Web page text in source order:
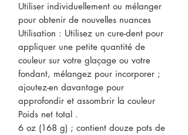
Utiliser individuellement ou mélanger
pour obtenir de nouvelles nuances
Utilisation : Utilisez un cure-dent pour
appliquer une petite quantité de
couleur sur votre glaçage ou votre
fondant, mélangez pour incorporer ;
ajoutez-en davantage pour
approfondir et assombrir la couleur
Poids net total .
6 oz (168 g) ; contient douze pots de